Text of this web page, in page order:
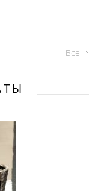
Все